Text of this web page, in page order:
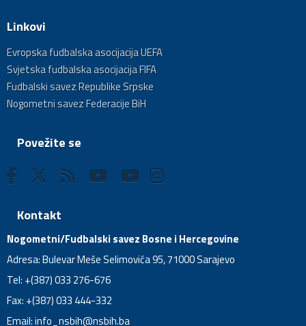
Linkovi
Evropska fudbalska asocijacija UEFA
Svjetska fudbalska asocijacija FIFA
Fudbalski savez Republike Srpske
Nogometni savez Federacije BiH
Povežite se
Kontakt
Nogometni/Fudbalski savez Bosne i Hercegovine
Adresa: Bulevar Meše Selimovića 95, 71000 Sarajevo
Tel: +(387) 033 276-676
Fax: +(387) 033 444-332
Email:info_nsbih@nsbih.ba